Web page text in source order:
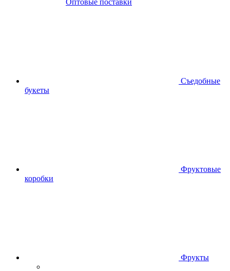
Оптовые поставки
Съедобные
букеты
Фруктовые
коробки
Фрукты